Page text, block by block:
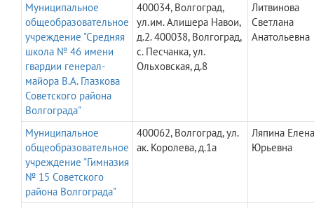
Муниципальное
общеобразовательное
учреждение "Средняя
школа № 46 имени
гвардии генерал-
майора В.А. Глазкова
Советского района
Волгограда"
400034, Волгоград,
ул.им. Алишера Навои,
д.2. 400038, Волгоград,
с. Песчанка, ул.
Ольховская, д.8
Литвинова
Светлана
Анатольевна
Муниципальное
общеобразовательное
учреждение "Гимназия
№ 15 Советского
района Волгограда"
400062, Волгоград, ул.
ак. Королева, д.1а
Ляпина Елена
Юрьевна